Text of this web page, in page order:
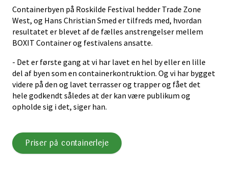
Containerbyen på Roskilde Festival hedder Trade Zone
West, og Hans Christian Smed er tilfreds med, hvordan
resultatet er blevet af de fælles anstrengelser mellem
BOXIT Container og festivalens ansatte.
- Det er første gang at vi har lavet en hel by eller en lille
del af byen som en containerkontruktion. Og vi har bygget
videre på den og lavet terrasser og trapper og fået det
hele godkendt således at der kan være publikum og
opholde sig i det, siger han.
Priser på containerleje